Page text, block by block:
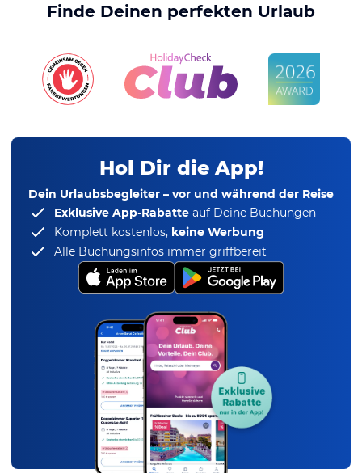
Finde Deinen perfekten Urlaub
Hol Dir die App!
Dein Urlaubsbegleiter – vor und während der Reise
Exklusive App-Rabatte auf Deine Buchungen
Komplett kostenlos, keine Werbung
Alle Buchungsinfos immer griffbereit